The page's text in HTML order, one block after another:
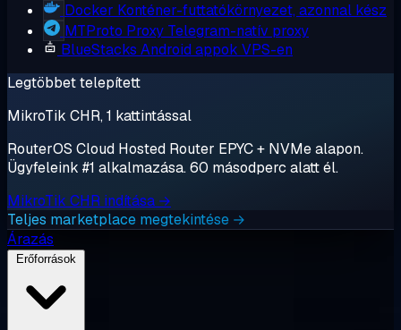
Docker Konténer-futtatókörnyezet, azonnal kész
MTProto Proxy Telegram-natív proxy
BlueStacks Android appok VPS-en
Legtöbbet telepített
MikroTik CHR, 1 kattintással
RouterOS Cloud Hosted Router EPYC + NVMe alapon.
Ügyfeleink #1 alkalmazása. 60 másodperc alatt él.
MikroTik CHR indítása →
Teljes marketplace megtekintése →
Árazás